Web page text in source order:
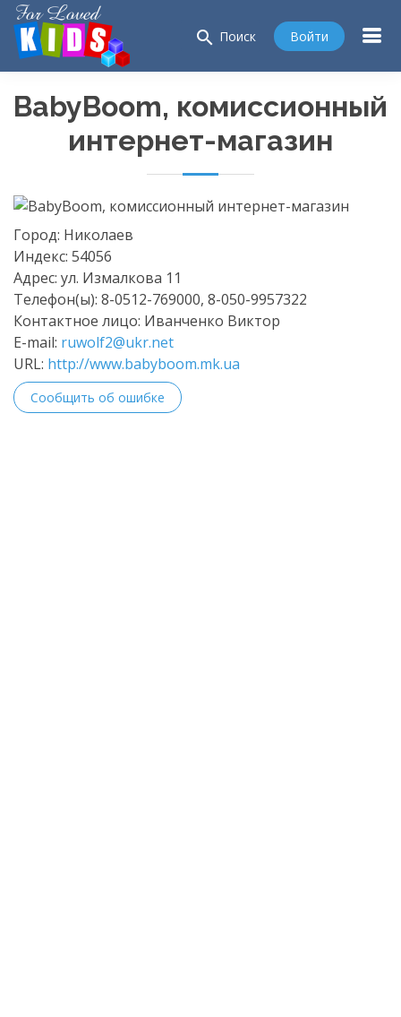
search Поиск Войти
BabyBoom, комиссионный
интернет-магазин
Город: Николаев
Индекс: 54056
Адрес: ул. Измалкова 11
Телефон(ы): 8-0512-769000, 8-050-9957322
Контактное лицо: Иванченко Виктор
E-mail: ruwolf2@ukr.net
URL: http://www.babyboom.mk.ua
Сообщить об ошибке